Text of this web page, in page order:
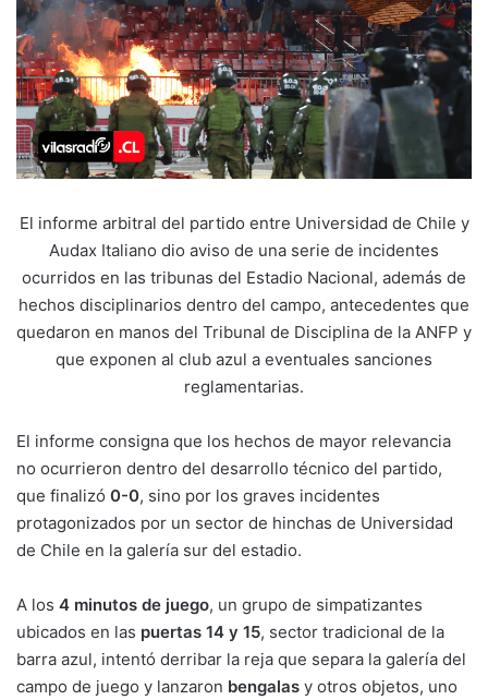
El informe arbitral del partido entre Universidad de Chile y
Audax Italiano dio aviso de una serie de incidentes
ocurridos en las tribunas del Estadio Nacional, además de
hechos disciplinarios dentro del campo, antecedentes que
quedaron en manos del Tribunal de Disciplina de la ANFP y
que exponen al club azul a eventuales sanciones
reglamentarias.
El informe consigna que los hechos de mayor relevancia
no ocurrieron dentro del desarrollo técnico del partido,
que finalizó 0-0, sino por los graves incidentes
protagonizados por un sector de hinchas de Universidad
de Chile en la galería sur del estadio.
A los 4 minutos de juego, un grupo de simpatizantes
ubicados en las puertas 14 y 15, sector tradicional de la
barra azul, intentó derribar la reja que separa la galería del
campo de juego y lanzaron bengalas y otros objetos, uno